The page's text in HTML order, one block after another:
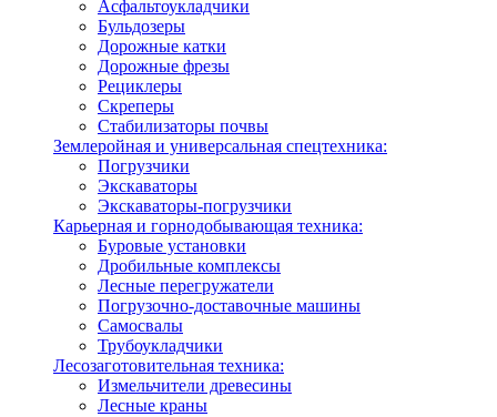
Асфальтоукладчики
Бульдозеры
Дорожные катки
Дорожные фрезы
Рециклеры
Скреперы
Стабилизаторы почвы
Землеройная и универсальная спецтехника:
Погрузчики
Экскаваторы
Экскаваторы-погрузчики
Карьерная и горнодобывающая техника:
Буровые установки
Дробильные комплексы
Лесные перегружатели
Погрузочно-доставочные машины
Самосвалы
Трубоукладчики
Лесозаготовительная техника:
Измельчители древесины
Лесные краны